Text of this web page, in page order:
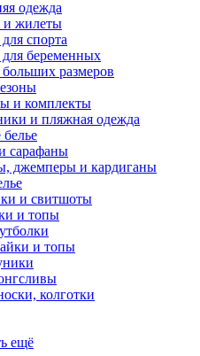
одежда
жилеты
спорта
беременных
размеров
и комплекты
и пляжная одежда
сарафаны
джемперы и кардиганы
и свитшоты
и топы
и топы
колготки
ещё